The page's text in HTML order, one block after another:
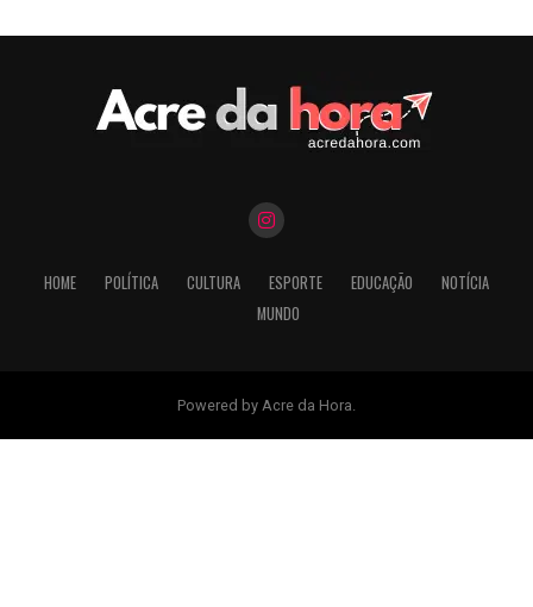
HOME POLÍTICA CULTURA ESPORTE EDUCAÇÃO
NOTÍCIA
MUNDO
Powered by Acre da Hora.